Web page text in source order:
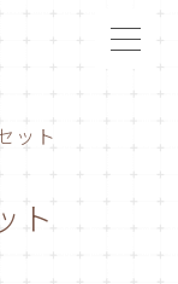
ット
ト